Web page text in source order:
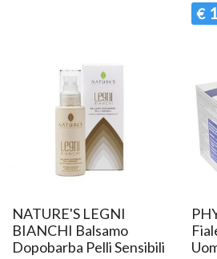
€
NATURE'S LEGNI
BIANCHI Balsamo
Dopobarba Pelli Sensibili